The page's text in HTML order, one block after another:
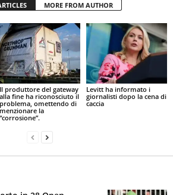
MORE FROM AUTHOR
Il produttore del gateway
alla fine ha riconosciuto il
problema, omettendo di
menzionare la
“corrosione”.
Levitt ha informato i
giornalisti dopo la cena di
caccia